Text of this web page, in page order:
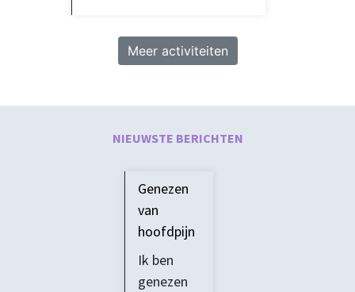
Meer activiteiten
NIEUWSTE BERICHTEN
Genezen
van
hoofdpijn
Ik ben
genezen